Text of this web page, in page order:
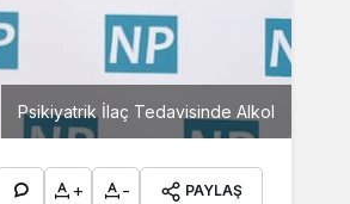
Psikiyatrik İlaç Tedavisinde Alkol
+ - PAYLAŞ